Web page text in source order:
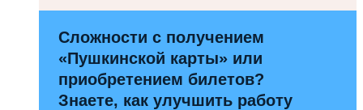
Сложности с получением
«Пушкинской карты» или
приобретением билетов?
Знаете, как улучшить работу